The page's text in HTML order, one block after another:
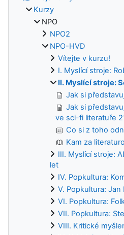
Kurzy
NPO
NPO2
NPO-HVD
Vítejte v kurzu!
I. Myslící stroje:
II. Myslící stroje:
Jak si
Jak si
ve sci-fi literatuře
Co si z toho
Kam za
III. Myslící stroje:
let
IV. Popkultura:
V. Popkultura: Jan
VI. Popkultura:
VII. Popkultura:
VIII. Kritické